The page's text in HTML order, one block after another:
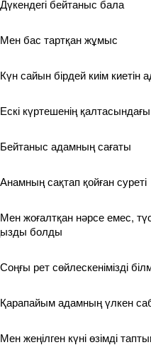
Дүкендегі бейтаныс бала
Мен бас тартқан жұмыс
Күн сайын бірдей киім киетін
Ескі күртешенің
Бейтаныс адамның сағаты
Анамның сақтап қойған суреті
Мен жоғалтқан нәрсе емес,
болды
Соңғы рет сөйлескенімізді
Қарапайым адамның үлкен
Мен жеңілген күні өзімді